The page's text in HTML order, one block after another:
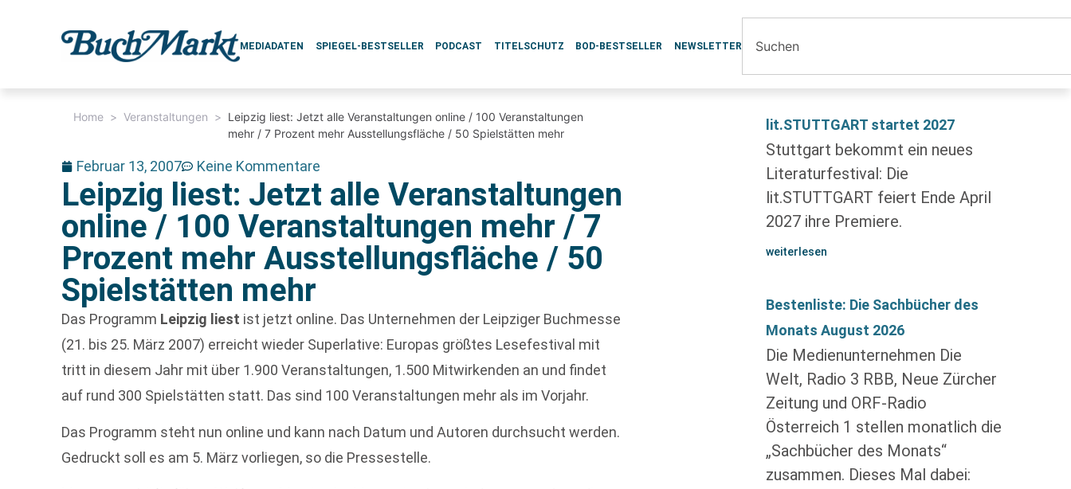
MEDIADATEN SPIEGEL-BESTSELLER PODCAST TITELSCHUTZ BOD-BESTSELLER NEWSLETTER
Home > Veranstaltungen > Leipzig liest: Jetzt alle Veranstaltungen online / 100 Veranstaltungen
mehr / 7 Prozent mehr Ausstellungsfläche / 50 Spielstätten mehr
Februar 13, 2007 Keine Kommentare
Leipzig liest: Jetzt alle Veranstaltungen
online / 100 Veranstaltungen mehr / 7
Prozent mehr Ausstellungsfläche / 50
Spielstätten mehr
Das Programm Leipzig liest ist jetzt online. Das Unternehmen der Leipziger Buchmesse
(21. bis 25. März 2007) erreicht wieder Superlative: Europas größtes Lesefestival mit
tritt in diesem Jahr mit über 1.900 Veranstaltungen, 1.500 Mitwirkenden an und findet
auf rund 300 Spielstätten statt. Das sind 100 Veranstaltungen mehr als im Vorjahr.
Das Programm steht nun online und kann nach Datum und Autoren durchsucht werden.
Gedruckt soll es am 5. März vorliegen, so die Pressestelle.
lit.STUTTGART startet 2027
Stuttgart bekommt ein neues
Literaturfestival: Die
lit.STUTTGART feiert Ende April
2027 ihre Premiere.
weiterlesen
Bestenliste: Die Sachbücher des
Monats August 2026
Die Medienunternehmen Die
Welt, Radio 3 RBB, Neue Zürcher
Zeitung und ORF-Radio
Österreich 1 stellen monatlich die
„Sachbücher des Monats“
zusammen. Dieses Mal dabei: